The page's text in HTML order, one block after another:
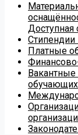
Доступная
Платные